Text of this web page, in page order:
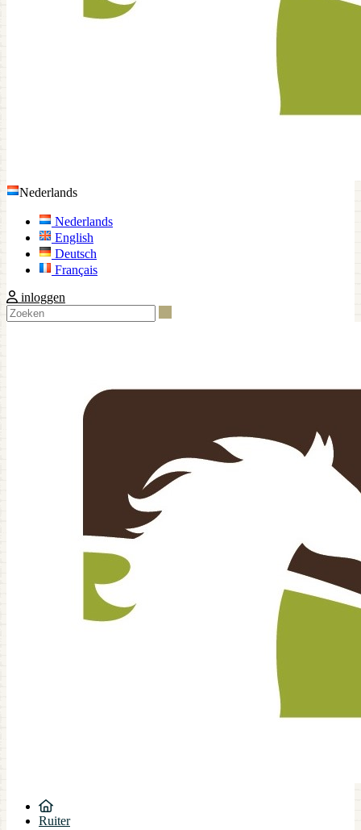
Nederlands
Nederlands
English
Deutsch
Français
inloggen
Ruiter